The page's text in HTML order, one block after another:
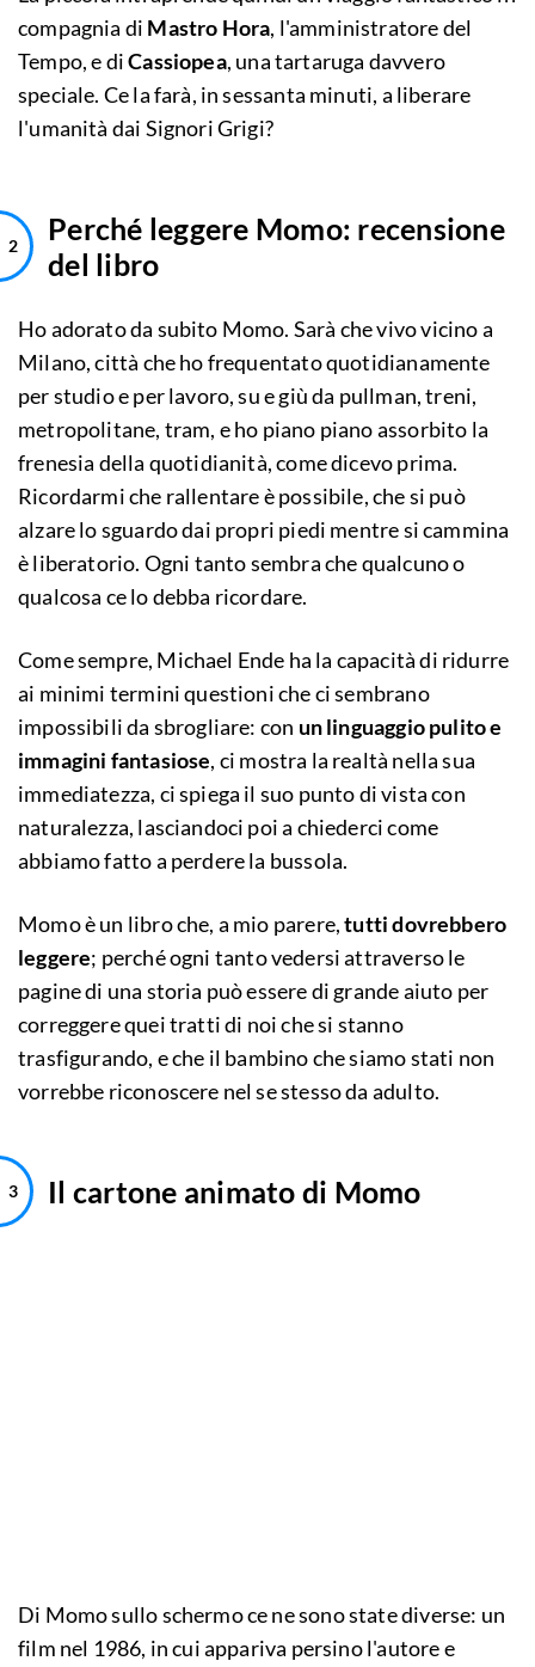
compagnia di Mastro Hora, l'amministratore del
Tempo, e diCassiopea, una tartaruga davvero
speciale. Ce la farà, in sessanta minuti, a liberare
l'umanità dai Signori Grigi?
Perché leggere Momo: recensione
del libro
Ho adorato da subito Momo. Sarà che vivo vicino a
Milano, città che ho frequentato quotidianamente
per studio e per lavoro, su e giù da pullman, treni,
metropolitane, tram, e ho piano piano assorbito la
frenesia della quotidianità, come dicevo prima.
Ricordarmi che rallentare è possibile, che si può
alzare lo sguardo dai propri piedi mentre si cammina
è liberatorio. Ogni tanto sembra che qualcuno o
qualcosa ce lo debba ricordare.
Come sempre, Michael Ende ha la capacità di ridurre
ai minimi termini questioni che ci sembrano
impossibili da sbrogliare: con un linguaggio pulito e
immagini fantasiose, ci mostra la realtà nella sua
immediatezza, ci spiega il suo punto di vista con
naturalezza, lasciandoci poi a chiederci come
abbiamo fatto a perdere la bussola.
Momo è un libro che, a mio parere,tutti dovrebbero
leggere; perché ogni tanto vedersi attraverso le
pagine di una storia può essere di grande aiuto per
correggere quei tratti di noi che si stanno
trasfigurando, e che il bambino che siamo stati non
vorrebbe riconoscere nel se stesso da adulto.
Il cartone animato di Momo
Di Momo sullo schermo ce ne sono state diverse: un
film nel 1986, in cui appariva persino l'autore e